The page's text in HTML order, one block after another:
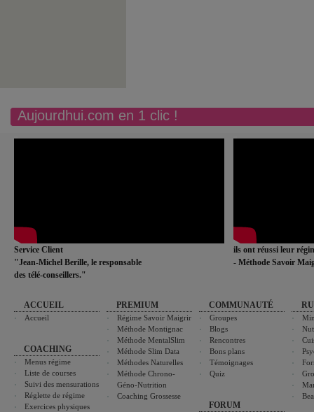
Aujourdhui.com en 1 clic !
Service Client
"Jean-Michel Berille, le responsable
des télé-conseillers."
ils ont réussi leur
- Méthode Savoir
ACCUEIL
Accueil
COACHING
Menus régime
Liste de courses
Suivi des mensurations
Réglette de régime
Exercices physiques
PREMIUM
Régime Savoir Maigrir
Méthode Montignac
Méthode MentalSlim
Méthode Slim Data
Méthodes Naturelles
Méthode Chrono-
Géno-Nutrition
Coaching Grossesse
COMMUNAUTÉ
Groupes
Blogs
Rencontres
Bons plans
Témoignages
Quiz
FORUM